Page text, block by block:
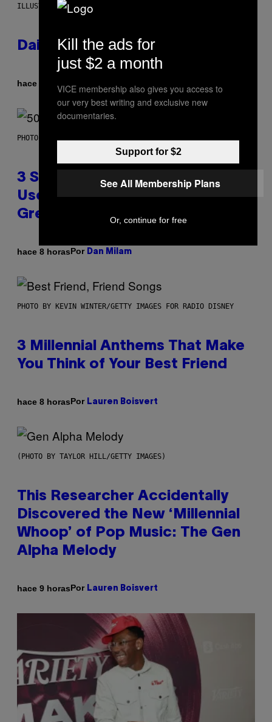
ILLUSTRATION BY REESA.
Daily Horoscope: August 7, 2026
hace 3 horas
PHOTO BY GREGORY BOJORQUEZ/GETTY IMAGES
3 Songs That Were Commonly
Used As a Ringtone or Voicemail
Greeting in the 2000s
hace 8 horasPor Dan Milam
PHOTO BY KEVIN WINTER/GETTY IMAGES FOR RADIO DISNEY
3 Millennial Anthems That Make
You Think of Your Best Friend
hace 8 horasPor Lauren Boisvert
(PHOTO BY TAYLOR HILL/GETTY IMAGES)
This Researcher Accidentally
Discovered the New ‘Millennial
Whoop’ of Pop Music: The Gen
Alpha Melody
hace 9 horasPor Lauren Boisvert
Kill the ads for
just $2 a month
VICE membership also gives you access to
our very best writing and exclusive new
documentaries.
Support for $2
See All Membership Plans
Or, continue for free